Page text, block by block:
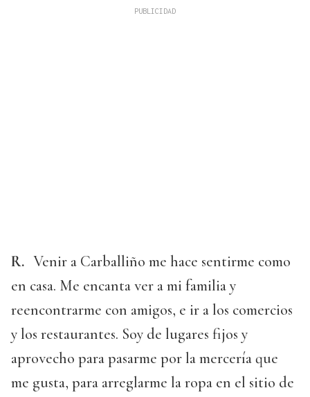
R. Venir a Carballiño me hace sentirme como
en casa. Me encanta ver a mi familia y
reencontrarme con amigos, e ir a los comercios
y los restaurantes. Soy de lugares fijos y
aprovecho para pasarme por la mercería que
me gusta, para arreglarme la ropa en el sitio de